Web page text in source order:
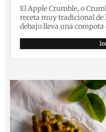
El Apple Crumble, o
receta muy tradicional
debajo lleva una compota